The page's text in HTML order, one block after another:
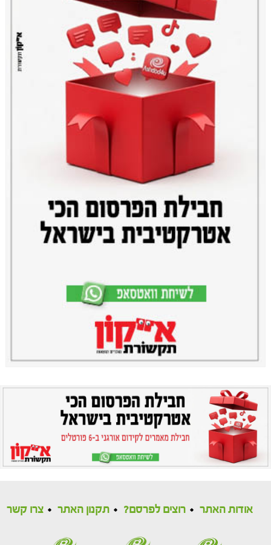
אודות האתר רוצים לפרסם? תקנון האתר צרו קשר